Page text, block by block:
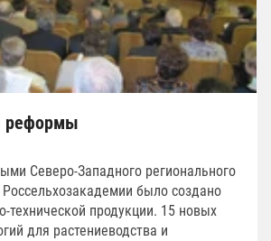
реформы
Северо-Западного регионального
Россельхозакадемии было создано
технической продукции. 15 новых
для растениеводства и